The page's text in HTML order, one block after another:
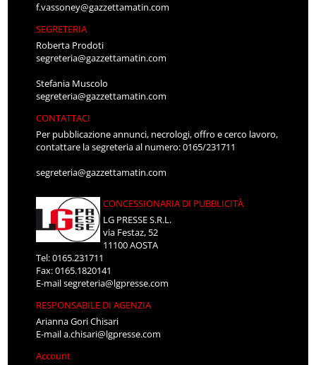
f.vassoney@gazzettamatin.com
SEGRETERIA
Roberta Prodoti
segreteria@gazzettamatin.com
Stefania Muscolo
segreteria@gazzettamatin.com
CONTATTACI
Per pubblicazione annunci, necrologi, offro e cerco lavoro,
contattare la segreteria al numero: 0165/231711
segreteria@gazzettamatin.com
CONCESSIONARIA DI PUBBLICITÀ
LG PRESSE S.R.L.
via Festaz, 52
11100 AOSTA
Tel: 0165.231711
Fax: 0165.1820141
E-mailsegreteria@lgpresse.com
RESPONSABILE DI AGENZIA
Arianna Gori Chisari
E-maila.chisari@lgpresse.com
Account